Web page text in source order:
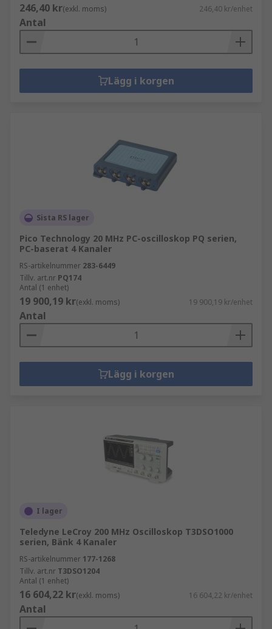
246,40 kr(exkl. moms) 246,40 kr/enhet
Antal
Lägg i korgen
Sista RS lager
Pico Technology 20 MHz PC-oscilloskop PQ serien,
PC-baserat 4 Kanaler
RS-artikelnummer 283-6449
Tillv. art.nr PQ174
Antal (1 enhet)
19 900,19 kr(exkl. moms) 19 900,19 kr/enhet
Antal
Lägg i korgen
I lager
Teledyne LeCroy 200 MHz Oscilloskop T3DSO1000
serien, Bänk 4 Kanaler
RS-artikelnummer 177-1268
Tillv. art.nr T3DSO1204
Antal (1 enhet)
16 604,22 kr(exkl. moms) 16 604,22 kr/enhet
Antal